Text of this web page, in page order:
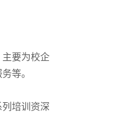
要为校企
等。
培训资深